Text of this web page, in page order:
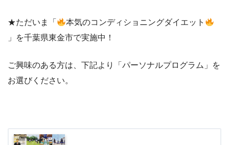
★ただいま「
本気のコンディショニングダイエット
」を千葉県東金市で実施中！
ご興味のある方は、下記より「パーソナルプログラム」を
お選びください。